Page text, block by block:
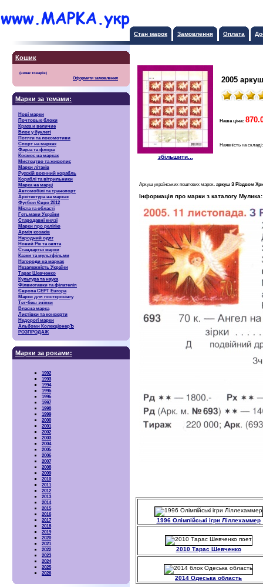
Стан марок Замовлення Оплата
Кошик
Оформити замовлення
Марки за темами:
Нові марки
Почтовые блоки
Краса и величие
Блок у буклеті
Потяги та локомотиви
Спорт на марках
Фауна та флора
Космос на марках
Мистецтво та живопис
Марки літаків
Русскiй воєнний корабль
Кораблі та вітрильники
Марка на марці
Автомобілі та транспорт
Архітектура на марках
Футбол Євро 2012
Міста та області
Гетьмани України
Стародавні князі
Марки про релігію
Армія козаків
Народний одяг
Новий Рік та свята
Стандартні марки
Казки та мультфільми
Нагороди на марках
Незалежність України
Тарас Шевченко
Культура та наука
Філвиставки та філателія
Європа CEPT Europa
Марки для посткросінгу
Тет-беш зчіпки
Власна марка
Листівки та конверти
Недорогі марки
Альбоми КолекціонерЪ
РОЗПРОДАЖ
Марки за роками:
1992
1993
1994
1995
1996
1997
1998
1999
2000
2001
2002
2003
2004
2005
2006
2007
2008
2009
2010
2011
2012
2013
2014
2015
2016
2017
2018
2019
2020
2021
2022
2023
2024
2025
2026
збільшити...
2005
Наша ціна:
Наявність на
Аркуш українських поштових марок. аркуш З Різдвом
Інформація про марки з каталогу Мулика:
1996 Олімпійські ігри Ліллехаммер
2010 Тарас Шевченко
2014 Одеська область